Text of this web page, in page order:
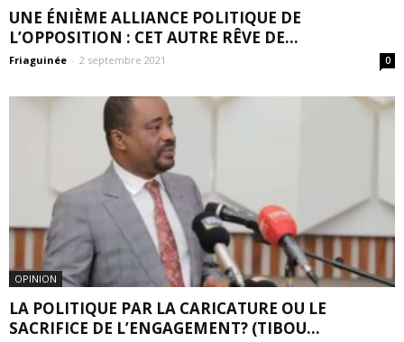
UNE ÉNIÈME ALLIANCE POLITIQUE DE
L’OPPOSITION : CET AUTRE RÊVE DE...
Friaguinée - 2 septembre 2021 0
OPINION
LA POLITIQUE PAR LA CARICATURE OU LE
SACRIFICE DE L’ENGAGEMENT? (TIBOU...